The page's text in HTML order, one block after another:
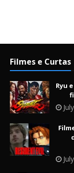
Filmes e Curtas
Ryu